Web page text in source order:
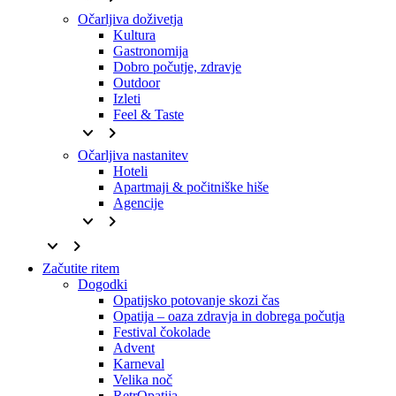
Očarljiva doživetja
Kultura
Gastronomija
Dobro počutje, zdravje
Outdoor
Izleti
Feel & Taste
keyboard_arrow_down keyboard_arrow_right
Očarljiva nastanitev
Hoteli
Apartmaji & počitniške hiše
Agencije
keyboard_arrow_down
keyboard_arrow_right
keyboard_arrow_down
keyboard_arrow_right
Začutite ritem
Dogodki
Opatijsko potovanje skozi čas
Opatija – oaza zdravja in dobrega počutja
Festival čokolade
Advent
Karneval
Velika noč